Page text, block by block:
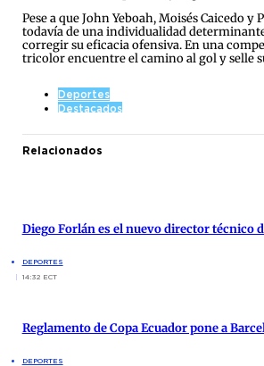
Pese a que John Yeboah, Moisés
todavía de una individualidad
corregir su eficacia ofensiva. En una
tricolor encuentre el camino al gol y selle
Deportes
Destacados
Relacionados
Diego Forlán es el nuevo director técnico
DEPORTES
14:32 ECT
Reglamento de Copa Ecuador pone a
DEPORTES